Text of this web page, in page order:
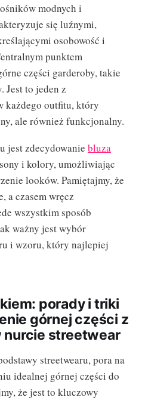
modnych i
się luźnymi,
osobowość i
punktem
części garderoby, takie
Jest to jeden z
każdego outfitu, który
ale również funkcjonalny.
jest zdecydowanie bluza
i kolory, umożliwiając
looków. Pamiętajmy, że
a czasem wręcz
wszystkim sposób
ważny jest wybór
i wzoru, który najlepiej
porady i triki
górnej części z
streetwear
streetwearu, pora na
idealnej górnej części do
że jest to kluczowy